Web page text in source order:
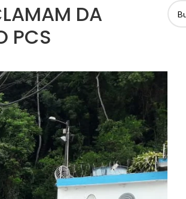
DA
PCS